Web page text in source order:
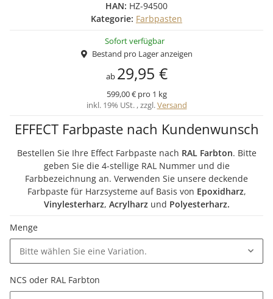
HAN: HZ-94500
Kategorie: Farbpasten
Sofort verfügbar
Bestand pro Lager anzeigen
ab 29,95 €
599,00 € pro 1 kg
inkl. 19% USt. , zzgl. Versand
EFFECT Farbpaste nach Kundenwunsch
Bestellen Sie Ihre Effect Farbpaste nach RAL Farbton. Bitte
geben Sie die 4-stellige RAL Nummer und die
Farbbezeichnung an. Verwenden Sie unsere deckende
Farbpaste für Harzsysteme auf Basis von Epoxidharz,
Vinylesterharz, Acrylharz und Polyesterharz.
Menge
Bitte wählen Sie eine Variation.
NCS oder RAL Farbton